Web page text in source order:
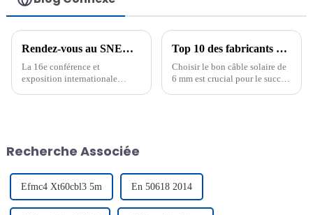
Rendez-vous au SNEC Shanghai 2023
La 16e conférence et
exposition internationale
international le plus influent au
Top 10 des fabricants de câbles solaires de 6 mm
Choisir le bon câble solaire de
6 mm est crucial pour le succès
Recherche Associée
Efmc4 Xt60cbl3 5m En 50618 2014